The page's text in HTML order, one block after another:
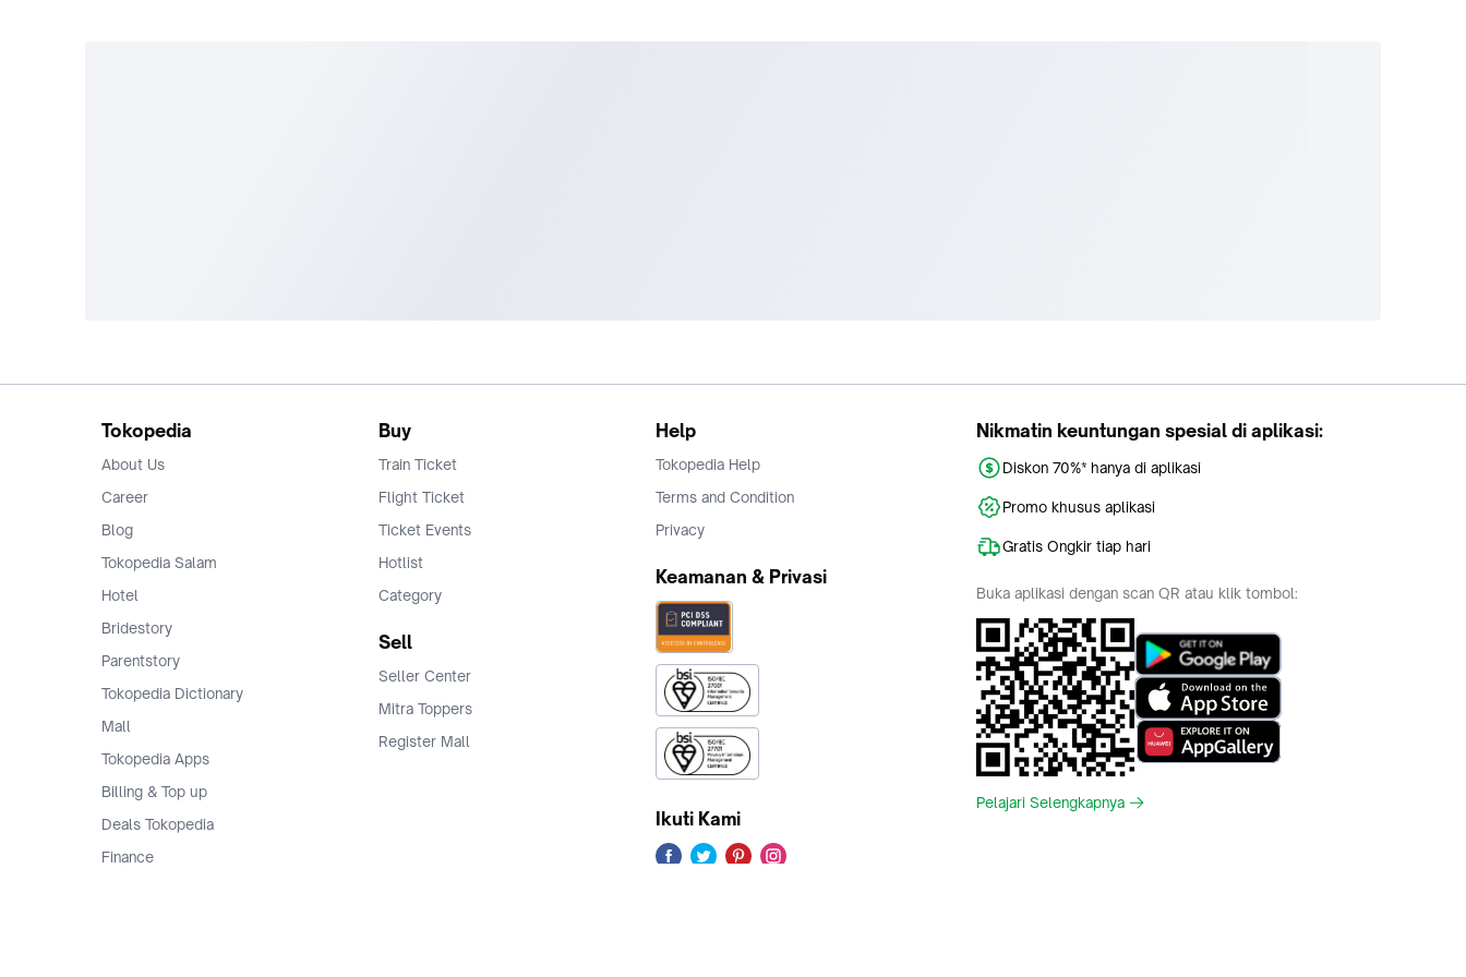
Tokopedia
About Us
Career
Blog
Tokopedia Salam
Hotel
Bridestory
Parentstory
Tokopedia Dictionary
Mall
Tokopedia Apps
Billing & Top up
Deals Tokopedia
Finance
Buy
Train Ticket
Flight Ticket
Ticket Events
Hotlist
Category
Sell
Seller Center
Mitra Toppers
Register Mall
Help
Tokopedia Help
Terms and Condition
Privacy
Keamanan & Privasi
Ikuti Kami
Nikmatin keuntungan spesial di aplikasi:
Diskon 70%* hanya di aplikasi
Promo khusus aplikasi
Gratis Ongkir tiap hari
Buka aplikasi dengan scan QR atau klik tombol:
Pelajari Selengkapnya